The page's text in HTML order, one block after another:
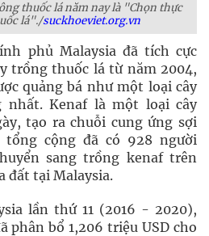
thuốc lá năm nay là "Chọn thực
lá"./suckhoeviet.org.vn
phủ Malaysia đã tích cực
trồng thuốc lá từ năm 2004,
quảng bá như một loại cây
nhất. Kenaf là một loại cây
tạo ra chuỗi cung ứng sợi
tổng cộng đã có 928 người
sang trồng kenaf trên
đất tại Malaysia.
lần thứ 11 (2016 - 2020),
phân bổ 1,206 triệu USD cho